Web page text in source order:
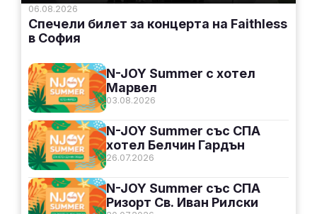
06.08.2026
Спечели билет за концерта на Faithless
в София
03.08.2026
N-JOY Summer с хотел
Марвел
26.07.2026
N-JOY Summer със СПА
хотел Белчин Гардън
N-JOY Summer със СПА
Ризорт Св. Иван Рилски